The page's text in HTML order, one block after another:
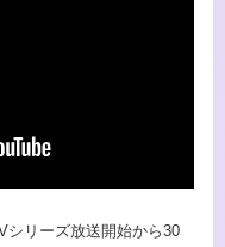
シリーズ放送開始から30